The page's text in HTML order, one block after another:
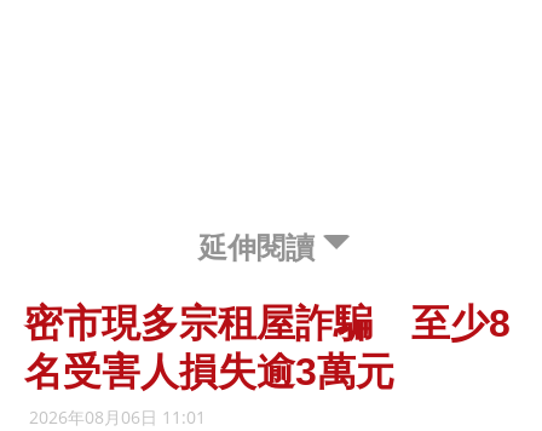
延伸閱讀
密市現多宗租屋詐騙 至少8
名受害人損失逾3萬元
2026年08月06日 11:01